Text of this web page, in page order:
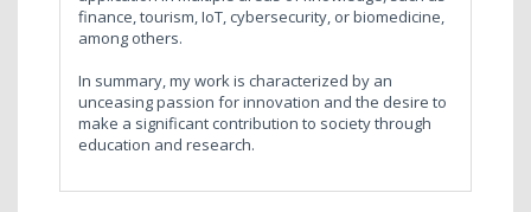
finance, tourism, IoT, cybersecurity, or biomedicine,
among others.
In summary, my work is characterized by an
unceasing passion for innovation and the desire to
make a significant contribution to society through
education and research.